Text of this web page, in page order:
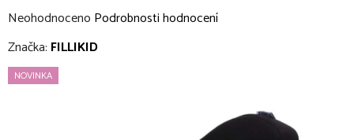
Průměrné
hodnocení
je
Neohodnoceno Podrobnosti hodnocení
Značka: FILLIKID
NOVINKA